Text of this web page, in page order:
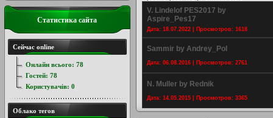
V. Lindelof PES2017 by
Aspire_Pes17
Дата: 18.07.2022 | Просмотров: 1618
Sammir by Andrey_Pol
Дата: 06.08.2016 | Просмотров: 2761
N. Muller by Rednik
Дата: 14.05.2015 | Просмотров: 3365
Статистика сайта
Сейчас online
Онлайн всього: 78
Гостей: 78
Користувачів: 0
Облако тегов